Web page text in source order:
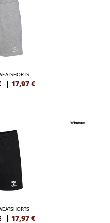
| 17,97 €
| 17,97 €